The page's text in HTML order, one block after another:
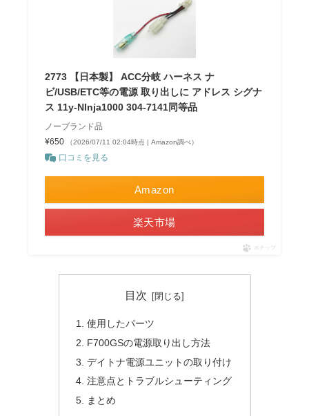
2773 【日本製】 ACC分岐 ハーネス ナ
ビ/USB/ETC等の電源 取り出しに アドレス シグナ
ス 11y-NInja1000 304-7141同等品
ノーブランド品
¥650
（2026/07/11 02:04時点 | Amazon調べ）
口コミを見る
Amazon
楽天市場
ポチップ
目次
使用したパーツ
F700GSの電源取り出し方法
デイトナ電源ユニットの取り付け
注意点とトラブルシューティング
まとめ